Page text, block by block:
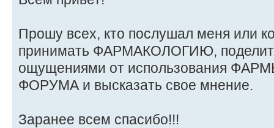
Прошу всех, кто послушал меня или
принимать ФАРМАКОЛОГИЮ,
ощущениями от использования
ФОРУМА и высказать свое мнение.
Заранее всем спасибо!!!